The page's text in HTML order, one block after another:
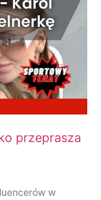
przeprasza
w